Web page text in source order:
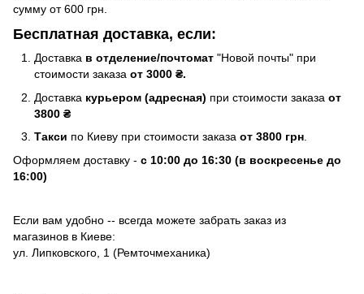
сумму от 600 грн.
Бесплатная доставка, если:
Доставка в отделение/почтомат "Новой почты" при
стоимости заказа от 3000 ₴.
Доставка курьером (адресная) при стоимости заказа от
3800 ₴
Такси по Киеву при стоимости заказа от 3800 грн.
Оформляем доставку - с 10:00 до 16:30 (в воскресенье до
16:00)
Если вам удобно -- всегда можете забрать заказ из
магазинов в Киеве:
ул. Липковского, 1 (Ремточмеханика)